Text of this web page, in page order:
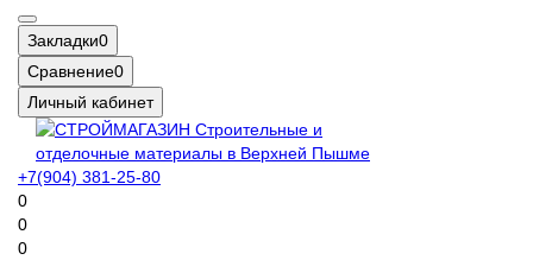
Закладки0
Сравнение0
Личный кабинет
+7(904) 381-25-80
0
0
0